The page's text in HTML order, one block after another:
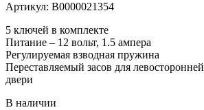
Артикул: В0000021354
5 ключей в комплекте
Питание – 12 вольт, 1.5 ампера
Регулируемая взводная пружина
Переставляемый засов для
двери
В наличии